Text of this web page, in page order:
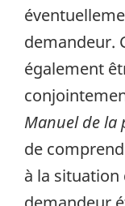
demandeur.
également
Manuel de la
de
à la